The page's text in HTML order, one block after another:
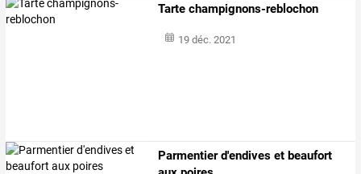
Tarte champignons-reblochon
19 déc. 2021
Parmentier d'endives et beaufort